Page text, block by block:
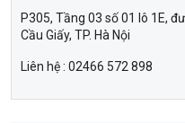
P305, Tầng 03 số 01 lô 1E,
Cầu Giấy, TP. Hà Nội
Liên hệ : 02466 572 898